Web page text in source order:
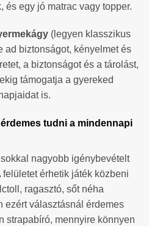
és egy jó matrac vagy topper.
(legyen klasszikus
ad biztonságot, kényelmet és
a biztonságot és a tárolást,
támogatja a gyereked
is.
tudni a mindennapi
nagyobb igénybevételt
érhetik játék közbeni
ragasztó, sőt néha
ezért választásnál érdemes
strapabíró, mennyire könnyen